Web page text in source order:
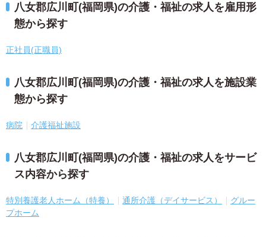
八女郡広川町(福岡県)の介護・福祉の求人を雇用形
態から探す
正社員(正職員)
八女郡広川町(福岡県)の介護・福祉の求人を施設業
態から探す
病院 介護福祉施設
八女郡広川町(福岡県)の介護・福祉の求人をサービ
ス内容から探す
特別養護老人ホーム（特養） 通所介護（デイサービス）
グルー
プホーム